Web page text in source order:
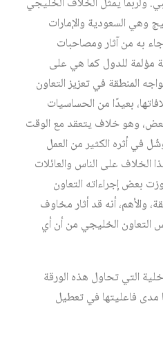
وهي السعودية والإمارات
به من آثار ومصاحبات
مؤلمة للدول كما هي على
المنطقة في تعزيز التعاون
بعيدًا من الحساسيات
وهو خلاف يتعقد مع الوقت
وشُل في أثره الكثير من العمل
الخلاف على الناس والعائلات
بعض إجراءاته التعاون
والأهم، أنه قد أثار مخاوف
الخليجي من أن أي
التي تحاول هذه الورقة
مدى فاعليتها في تعطيل